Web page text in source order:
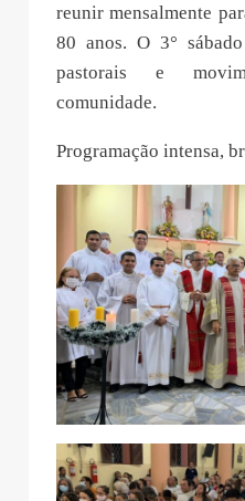
reunir mensalmente
80 anos. O 3°
pastorais e
comunidade.
Programação intensa,